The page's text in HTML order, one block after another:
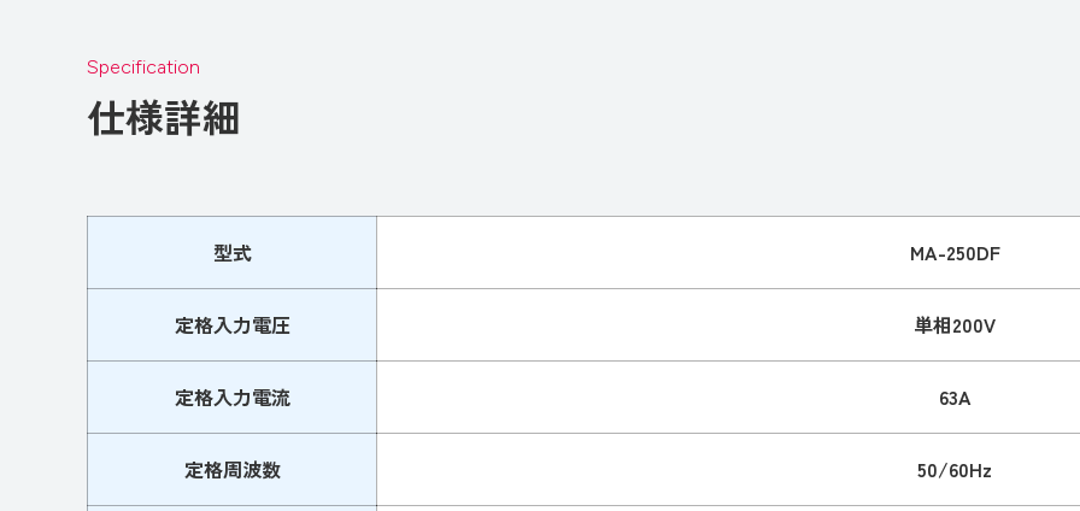
Specification
仕様詳細
型式 MA-250DF
定格入力電圧 単相200V
定格入力電流 63A
定格周波数 50/60Hz